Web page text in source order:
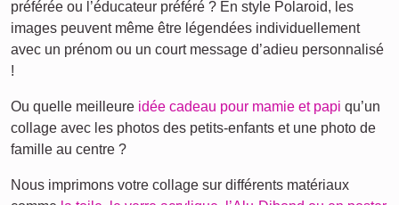
préférée ou l’éducateur préféré ? En style Polaroid, les
images peuvent même être légendées individuellement
avec un prénom ou un court message d’adieu personnalisé
!
Ou quelle meilleure idée cadeau pour mamie et papi qu’un
collage avec les photos des petits-enfants et une photo de
famille au centre ?
Nous imprimons votre collage sur différents matériaux